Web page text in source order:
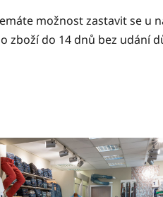
možnost zastavit se u
do 14 dnů bez udání